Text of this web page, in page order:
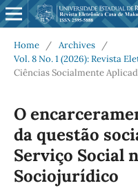
Home / Archives
/
Vol. 8 No. 1 (2026): Revista
Ciências Socialmente
O
da questão
Serviço Social
Sociojurídico